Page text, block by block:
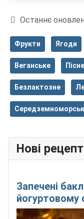
Деталі
Останнє
Фрукти Ягоди
Веганське Пісне
Безлактозне
Нові
Запечені
йогуртовому